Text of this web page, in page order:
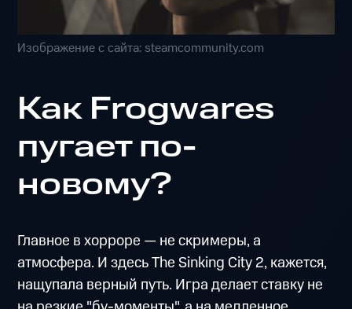
Изображение с сайта: steamcommunity.com
Как Frogwares
пугает по-
новому?
Главное в хорроре — не скримеры, а
атмосфера. И здесь The Sinking City 2, кажется,
нащупала верный путь. Игра делает ставку не